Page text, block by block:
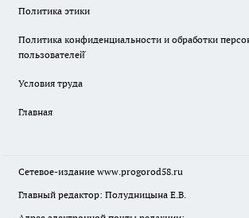
Политика этики
Политика конфиденциальности и обработки
пользователей̆
Условия труда
Главная
Сетевое-издание www.progorod58.ru
Главный редактор: Полудницына Е.В.